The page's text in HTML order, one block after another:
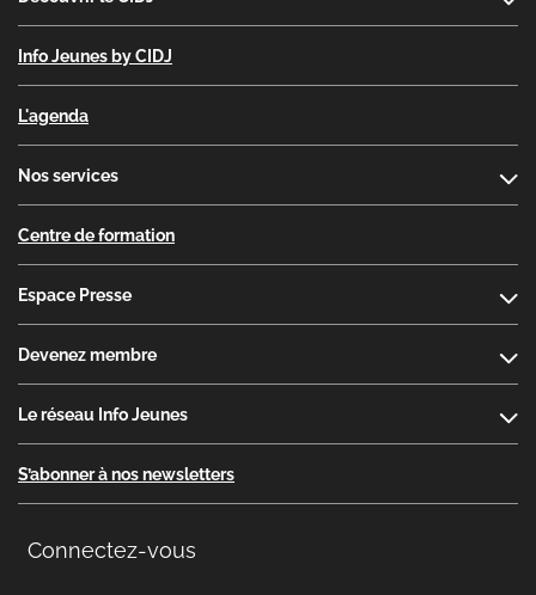
Info Jeunes by CIDJ
L'agenda
Nos services
Centre de formation
Espace Presse
Devenez membre
Le réseau Info Jeunes
S’abonner à nos newsletters
Connectez-vous